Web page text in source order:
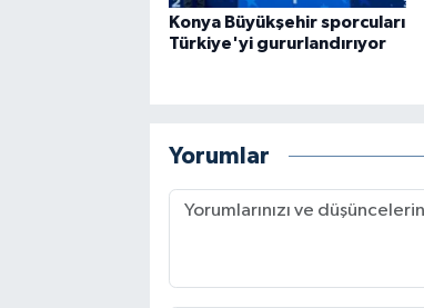
Konya Büyükşehir sporcuları
Türkiye'yi gururlandırıyor
Yorumlar